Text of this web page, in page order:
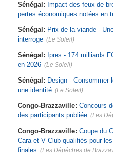
Sénégal: Impact des feux de
pertes économiques notées en
Sénégal: Prix de la viande -
interroge (Le Soleil)
Sénégal: Ipres - 174 milliards
en 2026 (Le Soleil)
Sénégal: Design - Consommer
une identité (Le Soleil)
Congo-Brazzaville: Concours
des participants publiée (Les
Congo-Brazzaville: Coupe du
Cara et V Club qualifiés pour
finales (Les Dépêches de